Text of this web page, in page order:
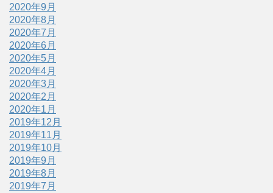
2020年9月
2020年8月
2020年7月
2020年6月
2020年5月
2020年4月
2020年3月
2020年2月
2020年1月
2019年12月
2019年11月
2019年10月
2019年9月
2019年8月
2019年7月